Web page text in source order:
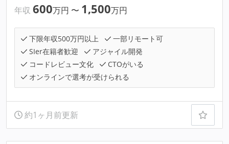
年収 600万円 〜 1,500万円
下限年収500万円以上
一部リモート可
SIer在籍者歓迎
アジャイル開発
コードレビュー文化
CTOがいる
オンラインで選考が受けられる
約1ヶ月前更新